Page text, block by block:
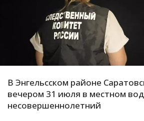
Е
И
В Энгельсском районе
вечером 31 июля в местном
несовершеннолетний